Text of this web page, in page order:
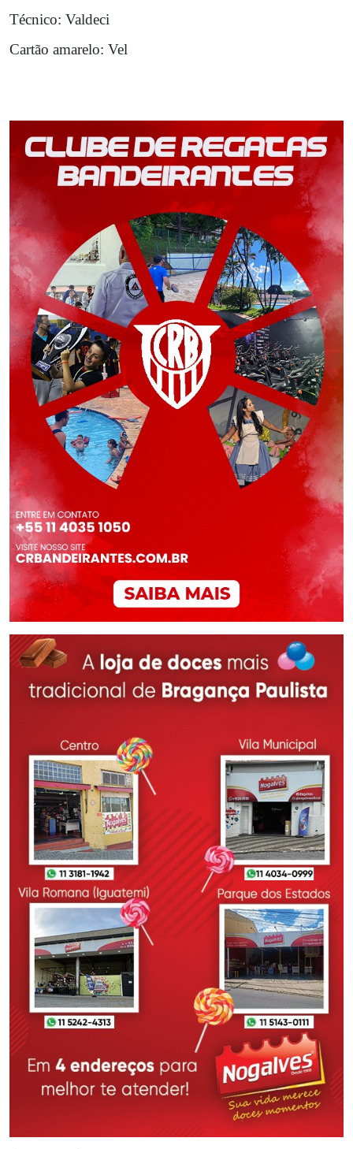
Técnico: Valdeci
Cartão amarelo: Vel